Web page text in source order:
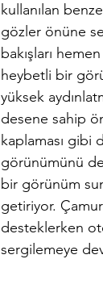
kullanılan
gözler önüne
bakışları
heybetli bir
yüksek
desene sahip
kaplaması gibi
görünümünü
bir görünüm
getiriyor.
desteklerken
sergilemeye